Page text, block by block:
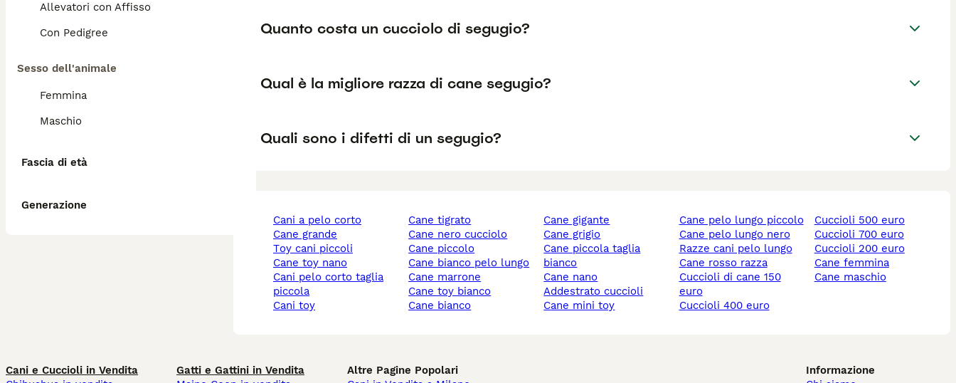
Allevatori con Affisso
Con Pedigree
Sesso dell'animale
Femmina
Maschio
Fascia di età
Generazione
Quanto costa un cucciolo di segugio?
Qual è la migliore razza di cane segugio?
Quali sono i difetti di un segugio?
cani a pelo corto
cane grande
toy cani piccoli
cane toy nano
cani pelo corto taglia
piccola
cani toy
cane tigrato
cane nero cucciolo
cane piccolo
cane bianco pelo lungo
cane marrone
cane toy bianco
cane bianco
cane gigante
cane grigio
cane piccola taglia
bianco
cane nano
addestrato cuccioli
cane mini toy
cane pelo lungo piccolo
cane pelo lungo nero
razze cani pelo lungo
cane rosso razza
cuccioli di cane 150
euro
cuccioli 400 euro
cuccioli 500 euro
cuccioli 700 euro
cuccioli 200 euro
cane femmina
cane maschio
Cani e Cuccioli in Vendita
Gatti e Gattini in Vendita
Altre Pagine Popolari
Informazione